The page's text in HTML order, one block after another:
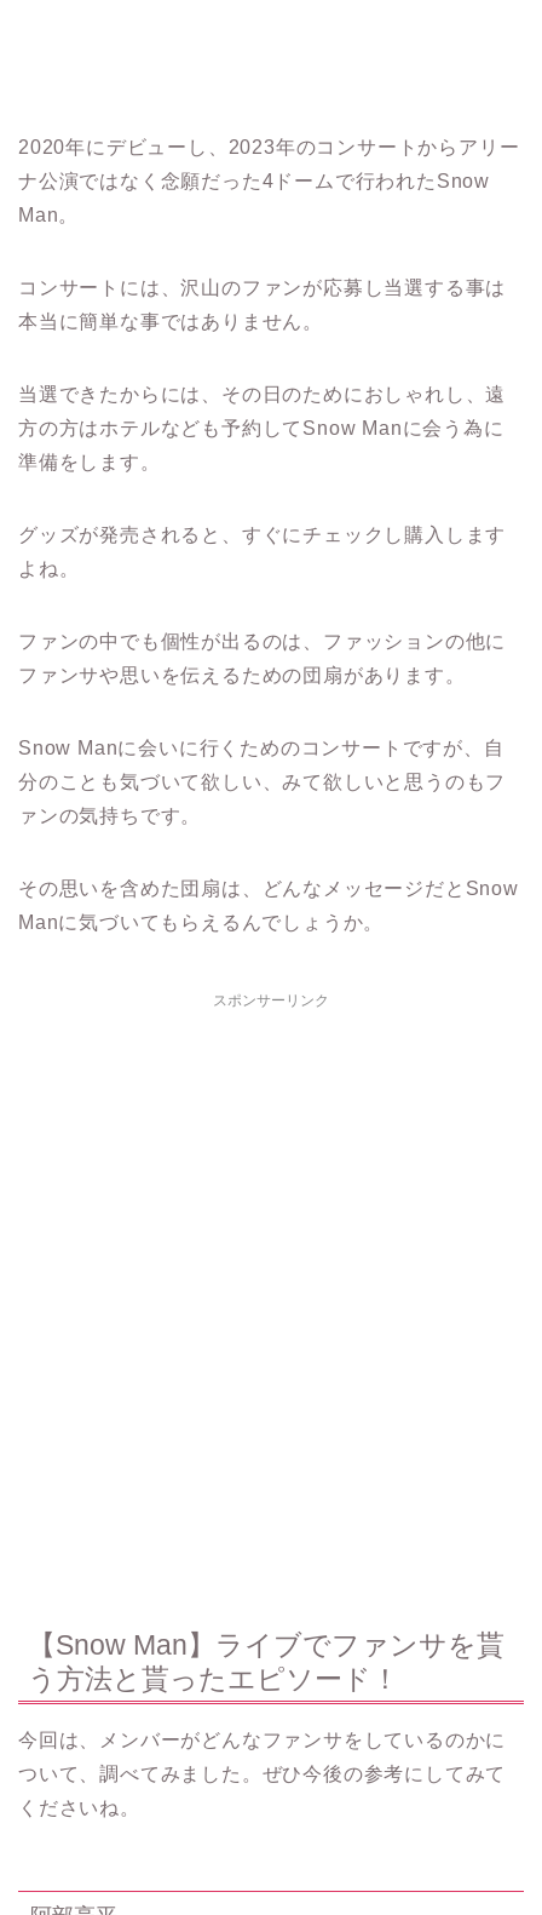
2020年にデビューし、 2023年のコンサートからアリー
ナ公演ではなく念願だった4 ドームで行われた Snow
Man。
コンサートには、沢山のファンが応募し当選する事は
本当に簡単な事ではありません。
当選できたからには、その日のためにおしゃれし、遠
方の方はホテルなども予約して Snow Manに会う為に
準備をします。
グッズが発売されると、すぐにチェックし購入します
よね。
ファンの中でも個性が出るのは、ファッションの他に
ファンサや思いを伝えるための団扇があります。
Snow Manに会いに行くためのコンサートですが、自
分のことも気づいて欲しい、みて欲しいと思うのもフ
ァンの気持ちです。
その思いを含めた団扇は、
どんなメッセージだとSnow
Manに気づいてもらえるんでしょうか。
スポンサーリンク
【Snow Man】ライブでファンサを貰
う方法と貰ったエピソード！
今回は、メンバーがどんなファンサをしているのかに
ついて、調べてみました。ぜひ今後の参考にしてみて
くださいね。